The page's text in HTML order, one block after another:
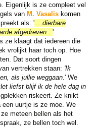
Eigenlijk is ze compleet vel
van M. Vasaliskomen
als: '....dierbare
afgedreven... '
ze klaagt dat iedereen die
vrolijkt haar toch op. Hoe
Dat soort dingen
vertrekken staan: 'Ik
als jullie weggaan.' We
liefst blijf ik de hele dag in
riskeert. Ze knikt
uurtje is ze moe. We
meteen bellen als het
ze bellen toch wel.